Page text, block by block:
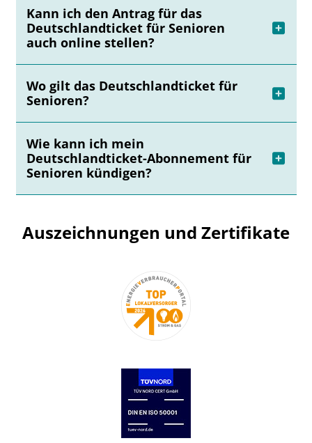
Kann ich den Antrag für das
Deutschlandticket für Senioren
auch online stellen?
Wo gilt das Deutschlandticket für
Senioren?
Wie kann ich mein
Deutschlandticket-Abonnement für
Senioren kündigen?
Auszeichnungen und Zertifikate